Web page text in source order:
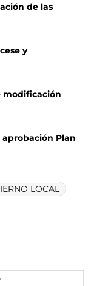
de las
y
modificación
aprobación Plan
LOCAL